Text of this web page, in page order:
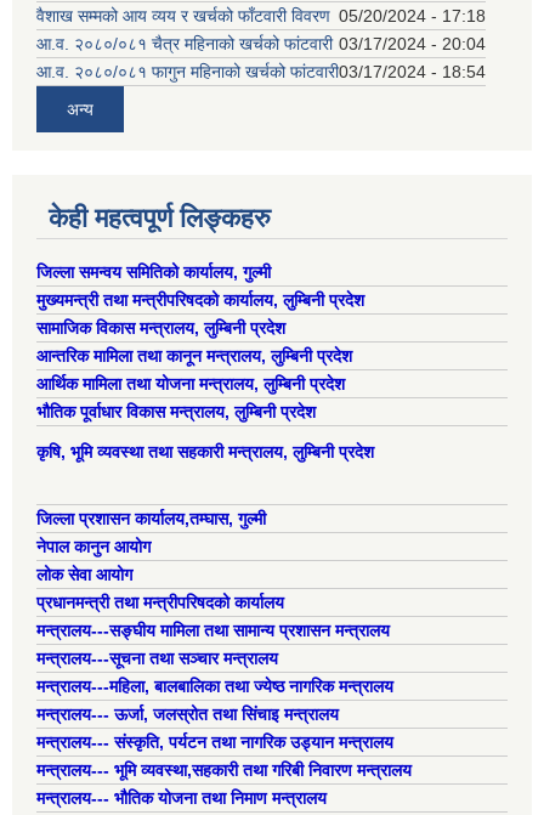
वैशाख सम्मको आय व्यय र खर्चको फाँटवारी विवरण 05/20/2024 - 17:18
आ.व. २०८०/०८१ चैत्र महिनाको खर्चको फांटवारी 03/17/2024 - 20:04
आ.व. २०८०/०८१ फागुन महिनाको खर्चको फांटवारी03/17/2024 - 18:54
अन्य
केही महत्वपूर्ण लिङ्कहरु
जिल्ला समन्वय समितिको कार्यालय, गुल्मी
मुख्यमन्त्री तथा मन्त्रीपरिषदको कार्यालय, लुम्बिनी प्रदेश
सामाजिक विकास मन्त्रालय, लुम्बिनी प्रदेश
आन्तरिक मामिला तथा कानून मन्त्रालय, लुम्बिनी प्रदेश
आर्थिक मामिला तथा योजना मन्त्रालय, लुम्बिनी प्रदेश
भौतिक पूर्वाधार विकास मन्त्रालय, लुम्बिनी प्रदेश
कृषि, भूमि व्यवस्था तथा सहकारी मन्त्रालय, लुम्बिनी प्रदेश
जिल्ला प्रशासन कार्यालय,तम्घास, गुल्मी
नेपाल कानुन आयोग
लोक सेवा आयोग
प्रधानमन्त्री तथा मन्त्रीपरिषदको कार्यालय
मन्त्रालय---सङ्घीय मामिला तथा सामान्य प्रशासन मन्त्रालय
मन्त्रालय---सूचना तथा सञ्चार मन्त्रालय
मन्त्रालय---महिला, बालबालिका तथा ज्येष्ठ नागरिक मन्त्रालय
मन्त्रालय--- ऊर्जा, जलस्रोत तथा सिंचाइ मन्त्रालय
मन्त्रालय--- संस्कृति, पर्यटन तथा नागरिक उड्यान मन्त्रालय
मन्त्रालय--- भूमि व्यवस्था,सहकारी तथा गरिबी निवारण मन्त्रालय
मन्त्रालय--- भौतिक योजना तथा निमाण मन्त्रालय